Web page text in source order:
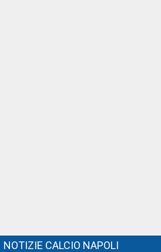
NOTIZIE CALCIO NAPOLI